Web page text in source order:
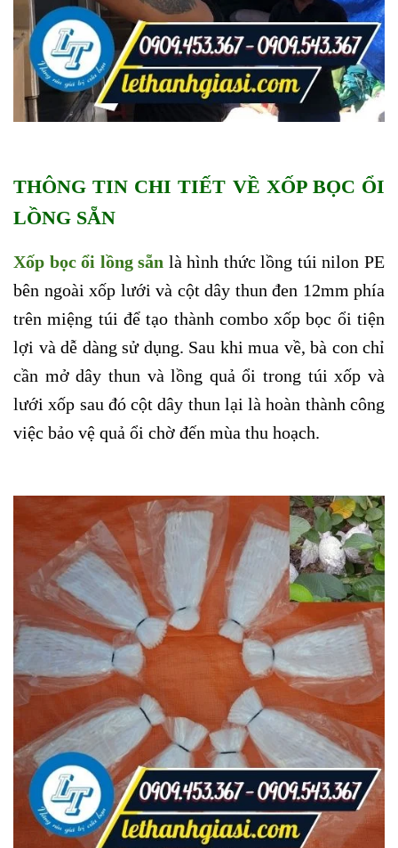
THÔNG TIN CHI TIẾT VỀ XỐP BỌC ỔI
LỒNG SẴN
Xốp bọc ổi lồng sẵn là hình thức lồng túi nilon PE
bên ngoài xốp lưới và cột dây thun đen 12mm phía
trên miệng túi để tạo thành combo xốp bọc ổi tiện
lợi và dễ dàng sử dụng. Sau khi mua về, bà con chỉ
cần mở dây thun và lồng quả ổi trong túi xốp và
lưới xốp sau đó cột dây thun lại là hoàn thành công
việc bảo vệ quả ổi chờ đến mùa thu hoạch.